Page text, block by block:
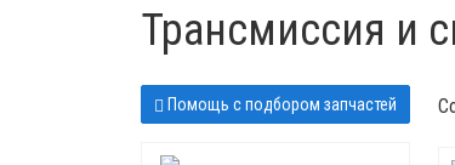
Трансмиссия и
Помощь с подбором запчастей